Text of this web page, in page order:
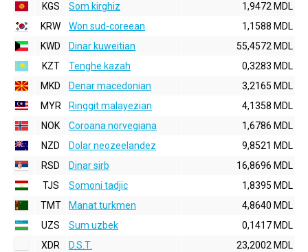
KGS
Som kirghiz
1,9472 MDL
KRW
Won sud-coreean
1,1588 MDL
KWD
Dinar kuweitian
55,4572 MDL
KZT
Tenghe kazah
0,3283 MDL
MKD
Denar macedonian
3,2165 MDL
MYR
Ringgit malayezian
4,1358 MDL
NOK
Coroana norvegiana
1,6786 MDL
NZD
Dolar neozeelandez
9,8521 MDL
RSD
Dinar sirb
16,8696 MDL
TJS
Somoni tadjic
1,8395 MDL
TMT
Manat turkmen
4,8640 MDL
UZS
Sum uzbek
0,1417 MDL
XDR
D.S.T. 23,2002 MDL